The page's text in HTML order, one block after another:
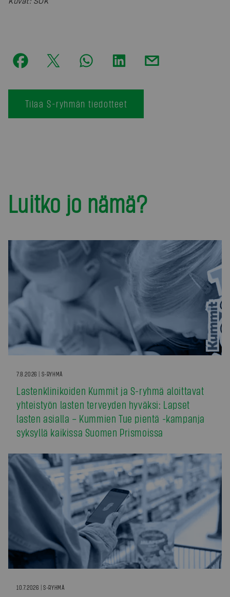
Tilaa S-ryhmän tiedotteet
Luitko jo nämä?
7.8.2026 | S-RYHMÄ
Lastenklinikoiden Kummit ja S-ryhmä aloittavat
yhteistyön lasten terveyden hyväksi: Lapset
lasten asialla – Kummien Tue pientä -kampanja
syksyllä kaikissa Suomen Prismoissa
10.7.2026 | S-RYHMÄ